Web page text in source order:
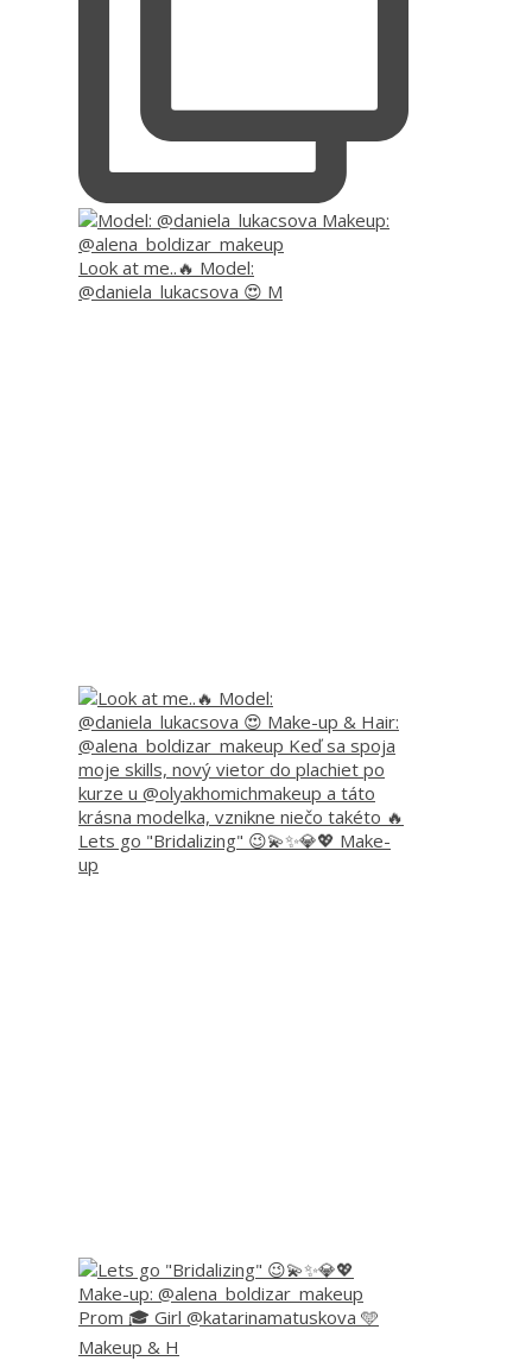
Look at me..🔥 Model:
@daniela_lukacsova 😍 M
Lets go "Bridalizing" 😉💫✨💎💖 Make-
up
Prom 🎓 Girl @katarinamatuskova 🩵
Makeup & H